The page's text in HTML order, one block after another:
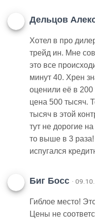
Дельцов
Хотел в про
трейд ин. Мне
это все
минут 40. Хрен
оценили её в
цена 500 тысяч.
тысяч в этой
тут не дорогие
то выше в 3 раза!
испугался
Биг Босс ·
Гиблое место!
Цены не